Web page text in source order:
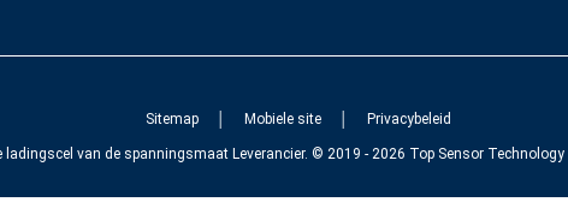
Sitemap Mobiele site Privacybeleid
ladingscel van de spanningsmaat Leverancier. © 2019 - 2026 Top Sensor Technology